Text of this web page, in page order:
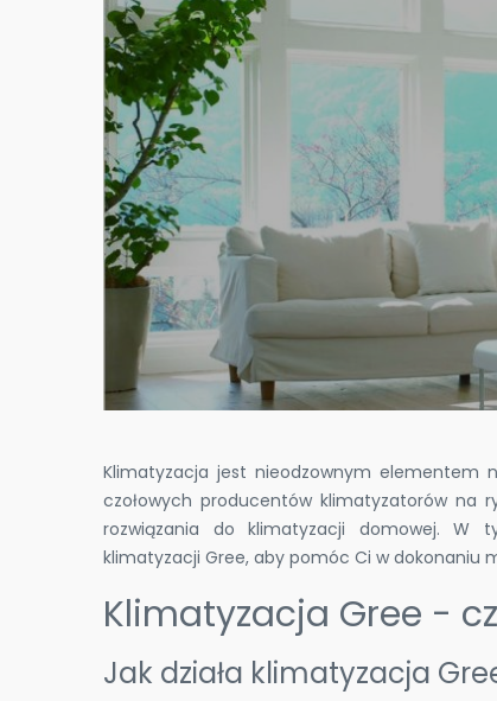
Klimatyzacja jest nieodzownym elementem
czołowych producentów klimatyzatorów na
rozwiązania do klimatyzacji domowej. W
klimatyzacji Gree, aby pomóc Ci w dokonaniu
Klimatyzacja Gree -
Jak działa klimatyzacja